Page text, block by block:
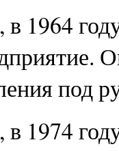
в 1964
под
в 1974